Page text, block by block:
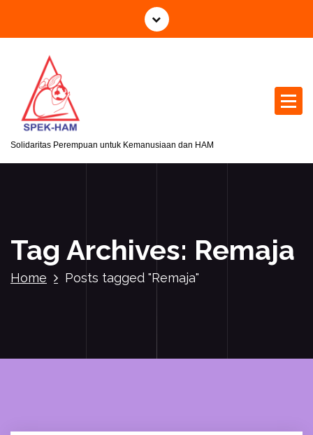
i
Solidaritas Perempuan untuk Kemanusiaan dan HAM
Tag Archives: Remaja
Home Posts tagged "Remaja"